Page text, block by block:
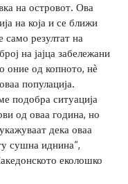
на островот. Ова
на која и се ближи
само резултат на
на јајца забележани
оние од копното, нѐ
популација.
подобра ситуација
од оваа година, но
дека оваа
сушна иднина“,
еколошко